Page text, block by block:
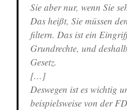
Sie aber nur, wenn Sie
Das heißt, Sie müssen
filtern. Das ist ein
Grundrechte, und
Gesetz.
[…]
Deswegen ist es wichtig
beispielsweise von der